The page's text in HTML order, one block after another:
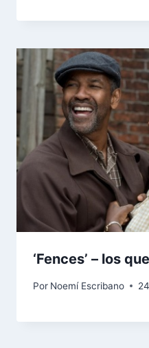
‘Fences’ – los
Por Noemí Escribano